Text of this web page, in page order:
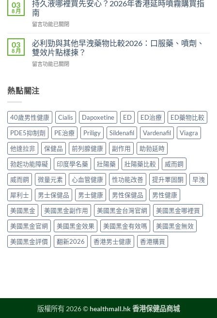
是
心
作
2026
香
港
實
測
價〉
中
完
整
分
析
常
見
作
全
方
法
與
正
貨
購
買
指
南〉
中
港
邊
度
正
貨？
2026
年
渠
價
錢
完
整
指
南〉
中
03
8 月
持久液哪裡買先安心？2026年香港延時噴霧購買指
南
在
久
液
哪
裡
安
年
香
港
延
時
噴
霧
購
指
南〉
中
留言功能已關閉
03
8 月
必利勁與其他早洩藥物比較2026：口服藥、噴劑、
雙效片點樣揀？
在
勁
與
他
早
洩
藥
物
比
較
2026：
服
藥、
噴
劑、
雙
效
片
點
留言功能已關閉
熱點關注
40歲男性健康 Cialis Dapoxetine ED ED治療
ED藥物比較
PDE5抑制劑
PE治療 Priligy Sildenafil Vardenafil
Viagra
他達拉非
保健品 前列腺健康 副作用
助勃延時
勃起功能障礙
印度學名藥 壯陽藥 壯陽藥比較
威而鋼
威而鋼
微量元素 心血管健康 性功能改善 提升睪固酮
早洩
犀利士
男士保健品 男士健康 男性保健品
男性健康
美國黑金
美國黑金副作用 美國黑金台灣官網
美國黑金哪裡買
美國黑金官網
美國黑金效果 美國黑金有效嗎
美國黑金無效
美國黑金評價
翻新2026 香港男士健康 香港購買
版權所有 2026 © healthmall.hk 香港保健品商城